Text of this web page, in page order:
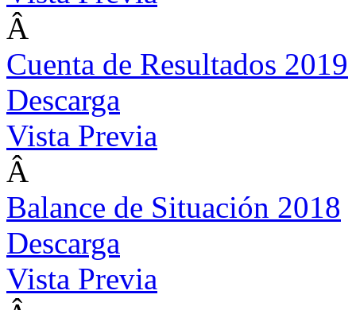
Â
Cuenta de Resultados 2019
Descarga
Vista Previa
Â
Balance de Situación 2018
Descarga
Vista Previa